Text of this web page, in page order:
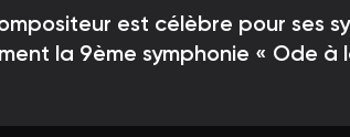
est célèbre pour ses
la 9ème symphonie « Ode à